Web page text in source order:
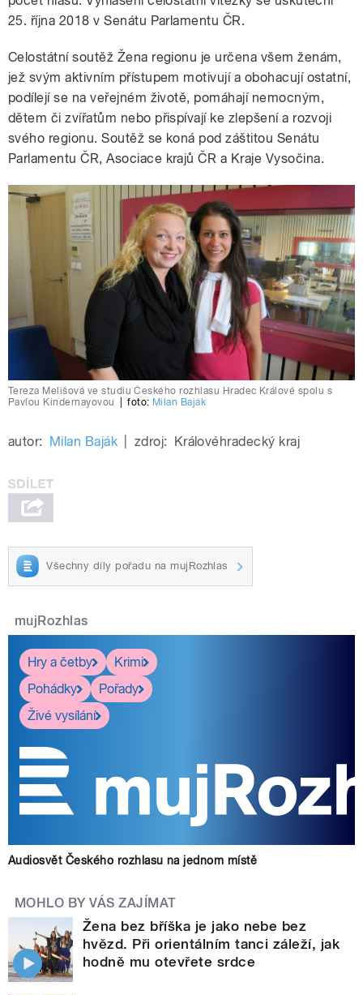
25. října 2018 v Senátu Parlamentu ČR.
Celostátní soutěž Žena regionu je určena všem ženám,
jež svým aktivním přístupem motivují a obohacují ostatní,
podílejí se na veřejném životě, pomáhají nemocným,
dětem či zvířatům nebo přispívají ke zlepšení a rozvoji
svého regionu. Soutěž se koná pod záštitou Senátu
Parlamentu ČR, Asociace krajů ČR a Kraje Vysočina.
Tereza Melišová ve studiu Českého rozhlasu Hradec Králové spolu s
Pavlou Kindernayovou
foto: Milan Baják
autor: Milan Baják zdroj: Královéhradecký kraj
Všechny díly pořadu na mujRozhlas
mujRozhlas
Hry a četby
Krimi
Pohádky
Pořady
Živé vysílání
Audiosvět Českého rozhlasu na jednom místě
MOHLO BY VÁS ZAJÍMAT
Žena bez bříška je jako nebe bez
hvězd. Při orientálním tanci záleží, jak
hodně mu otevřete srdce